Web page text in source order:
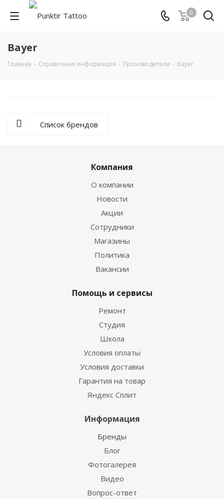
0
Bayer
Главная - Справочная информация - Производители - Bayer
Список брендов
Компания
О компании
Новости
Акции
Сотрудники
Магазины
Политика
Вакансии
Помощь и сервисы
Ремонт
Студия
Школа
Условия оплаты
Условия доставки
Гарантия на товар
Яндекс Сплит
Информация
Бренды
Блог
Фотогалерея
Видео
Вопрос-ответ